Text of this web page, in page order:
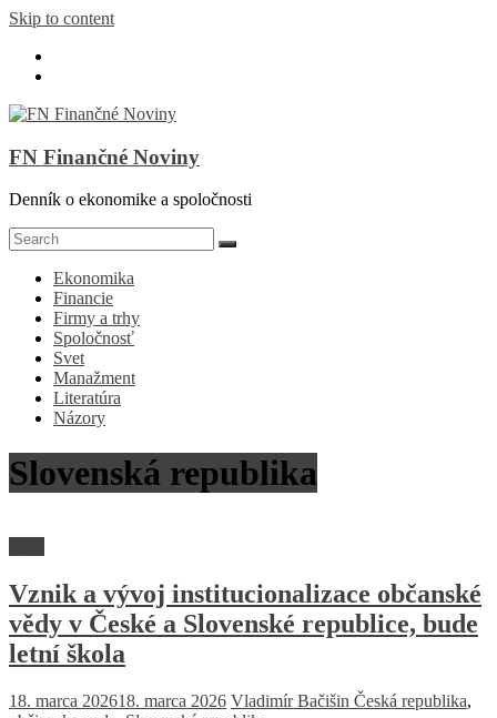
Skip to content
FN Finančné Noviny
Denník o ekonomike a spoločnosti
Ekonomika
Financie
Firmy a trhy
Spoločnosť
Svet
Manažment
Literatúra
Názory
Slovenská republika
Vznik a vývoj institucionalizace občanské
vědy v České a Slovenské republice, bude
letní škola
18. marca 202618. marca 2026 Vladimír Bačišin Česká republika,